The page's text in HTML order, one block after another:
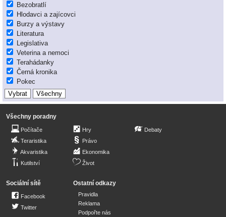
Bezobratlí
Hlodavci a zajícovci
Burzy a výstavy
Literatura
Legislativa
Veterina a nemoci
Terahádanky
Černá kronika
Pokec
Všechny poradny
Počítače
Teraristika
Akvaristika
Kutilství
Hry
Právo
Ekonomika
Život
Debaty
Sociální sítě
Facebook
Twitter
Ostatní odkazy
Pravidla
Reklama
Podpořte nás